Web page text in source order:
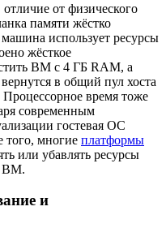
от физического
памяти жёстко
использует ресурсы
жёсткое
ВМ с 4 ГБ RAM, а
в общий пул хоста
время тоже
современным
гостевая ОС
того, многие платформы
или убавлять ресурсы
ВМ.
и